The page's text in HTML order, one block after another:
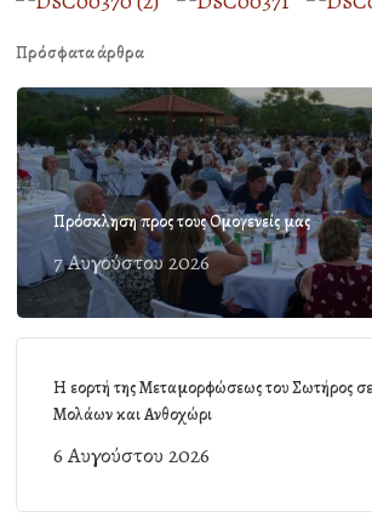
Πρόσφατα άρθρα
Πρόσκληση προς τους Ομογενείς μας
7 Αυγούστου 2026
Η εορτή της Μεταμορφώσεως του Σωτήρος
Μολάων και Ανθοχώρι
6 Αυγούστου 2026